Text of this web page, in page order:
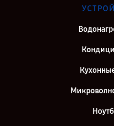
Ремонт водонагревателя